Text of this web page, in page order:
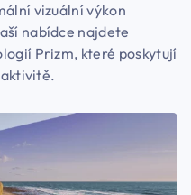
vizuální výkon
nabídce najdete
Prizm, které poskytují